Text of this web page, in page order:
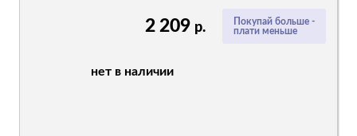
Покупай больше -
плати меньше
2 209 р.
нет в наличии